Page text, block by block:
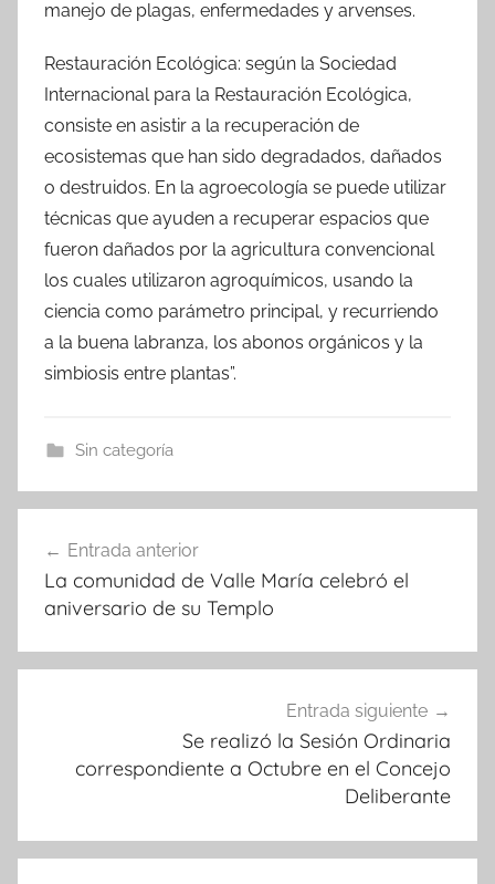
manejo de plagas, enfermedades y arvenses.
Restauración Ecológica: según la Sociedad
Internacional para la Restauración Ecológica,
consiste en asistir a la recuperación de
ecosistemas que han sido degradados, dañados
o destruidos. En la agroecología se puede utilizar
técnicas que ayuden a recuperar espacios que
fueron dañados por la agricultura convencional
los cuales utilizaron agroquímicos, usando la
ciencia como parámetro principal, y recurriendo
a la buena labranza, los abonos orgánicos y la
simbiosis entre plantas”.
Sin categoría
de
entradas
Entrada anterior
La comunidad de Valle María celebró el
aniversario de su Templo
Entrada siguiente
Se realizó la Sesión Ordinaria
correspondiente a Octubre en el Concejo
Deliberante